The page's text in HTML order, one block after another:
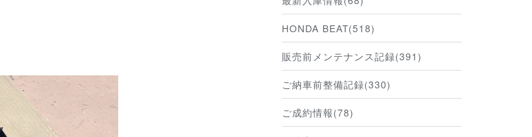
HONDA BEAT(518)
販売前メンテナンス記録(391)
ご納車前整備記録(330)
ご成約情報(78)